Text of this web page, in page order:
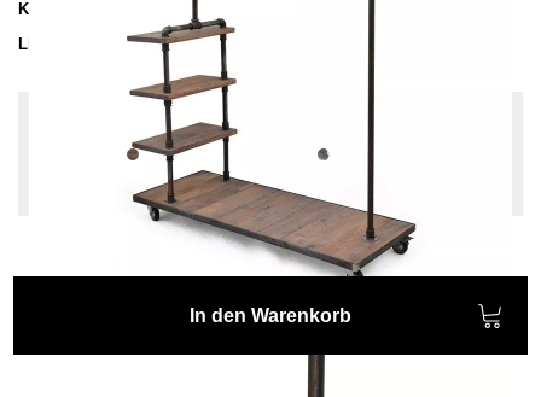
Kollektion
Lieferzeit
3-4 Wochen
Konfiguration bearbeiten
Kiefer-Grau, Farben:
In den Warenkorb